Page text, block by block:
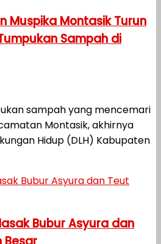
Muspika Montasik Turun
Sampah di
sampah yang mencemari
Montasik, akhirnya
Hidup (DLH) Kabupaten
Bubur Asyura dan